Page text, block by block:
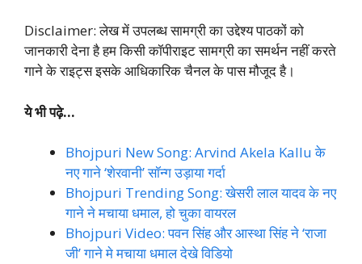
Disclaimer: लेख में उपलब्ध सामग्री का उद्देश्य पाठकों को
जानकारी देना है हम किसी कॉपीराइट सामग्री का समर्थन नहीं करते
गाने के राइट्स इसके आधिकारिक चैनल के पास मौजूद है।
ये भी पढ़े…
Bhojpuri New Song: Arvind Akela Kallu के
नए गाने ‘शेरवानी’ सॉन्ग उड़ाया गर्दा
Bhojpuri Trending Song: खेसरी लाल यादव के नए
गाने ने मचाया धमाल, हो चुका वायरल
Bhojpuri Video: पवन सिंह और आस्था सिंह ने ‘राजा
जी’ गाने मे मचाया धमाल देखे विडियो